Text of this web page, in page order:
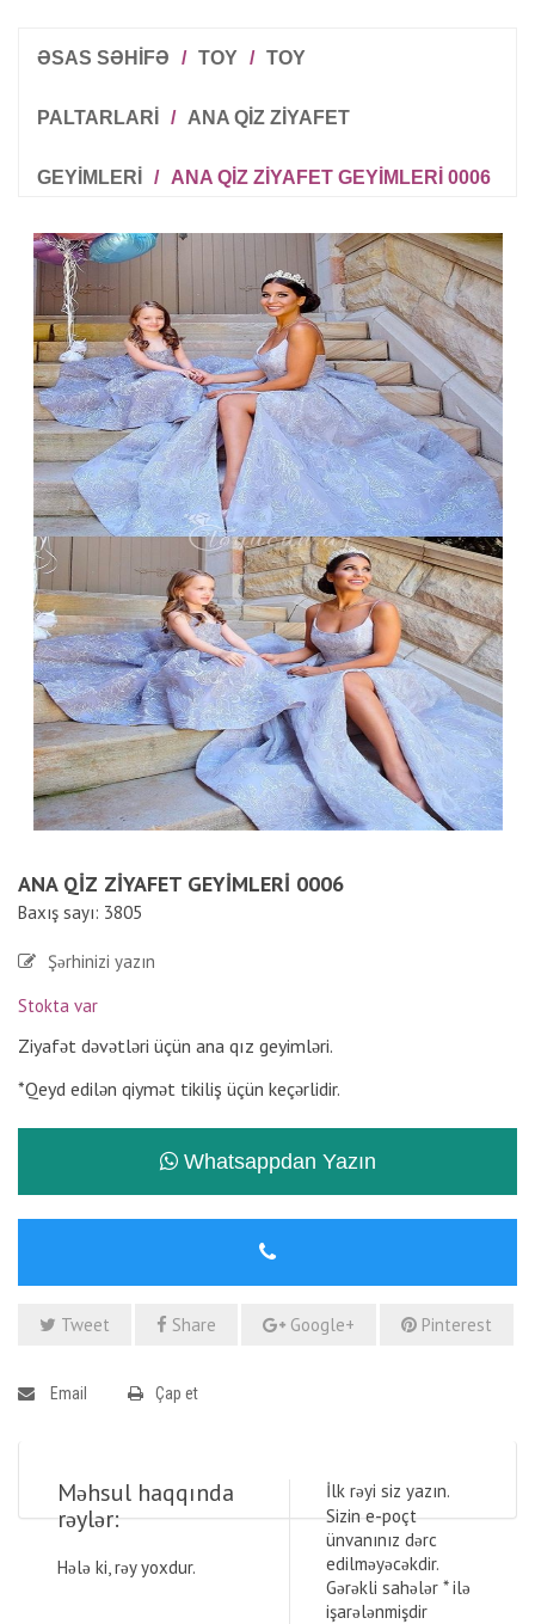
ƏSAS SƏHİFƏ / TOY / TOY
PALTARLARI / ANA QIZ ZIYAFET
GEYIMLERI / ANA QIZ ZIYAFET GEYIMLERI 0006
ANA QIZ ZIYAFET GEYIMLERI 0006
Baxış sayı: 3805
Şərhinizi yazın
Stokta var
Ziyafət dəvətləri üçün ana qız geyimləri.
*Qeyd edilən qiymət tikiliş üçün keçərlidir.
Whatsappdan Yazın
Tweet Share Google+ Pinterest
Email Çap et
Məhsul haqqında
rəylər:
Hələ ki, rəy yoxdur.
İlk rəyi siz yazın.
Sizin e-poçt
ünvanınız dərc
edilməyəcəkdir.
Gərəkli sahələr *ilə
işarələnmişdir